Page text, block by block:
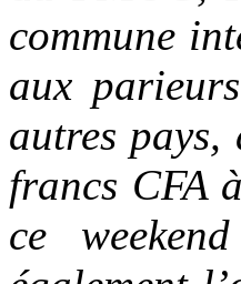
commune
aux
autres
francs CFA
ce